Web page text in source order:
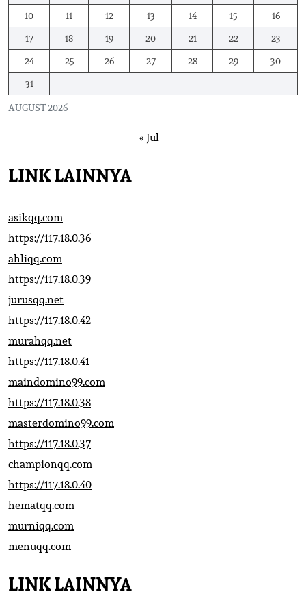
AUGUST 2026
10
11 12 13 14 15
16
17
18 19 20 21 22
23
24
25 26 27 28 29
30
31
« Jul
LINK LAINNYA
asikqq.com
https://117.18.0.36
ahliqq.com
https://117.18.0.39
jurusqq.net
https://117.18.0.42
murahqq.net
https://117.18.0.41
maindomino99.com
https://117.18.0.38
masterdomino99.com
https://117.18.0.37
championqq.com
https://117.18.0.40
hematqq.com
murniqq.com
menuqq.com
LINK LAINNYA